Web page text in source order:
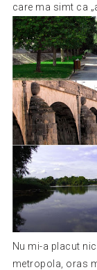
care ma simt ca
Nu mi-a placut
metropola, oras